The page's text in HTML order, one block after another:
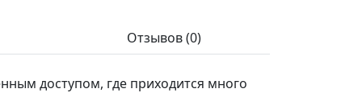
Отзывов (0)
доступом, где приходится много